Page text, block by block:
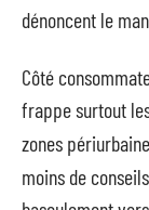
dénoncent le
Côté
frappe surtout
zones
moins de